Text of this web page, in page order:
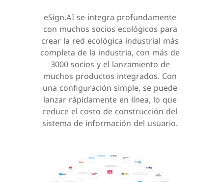
eSign.AI se integra profundamente
con muchos socios ecológicos para
crear la red ecológica industrial más
completa de la industria, con más de
3000 socios y el lanzamiento de
muchos productos integrados. Con
una configuración simple, se puede
lanzar rápidamente en línea, lo que
reduce el costo de construcción del
sistema de información del usuario.